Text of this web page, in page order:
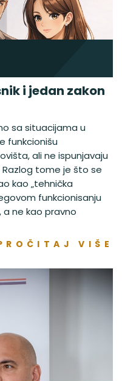
i jedan zakon
sa situacijama u
funkcionišu
ali ne ispunjavaju
tome je što se
kao „tehnička
funkcionisanju
ne kao pravno
VIŠE